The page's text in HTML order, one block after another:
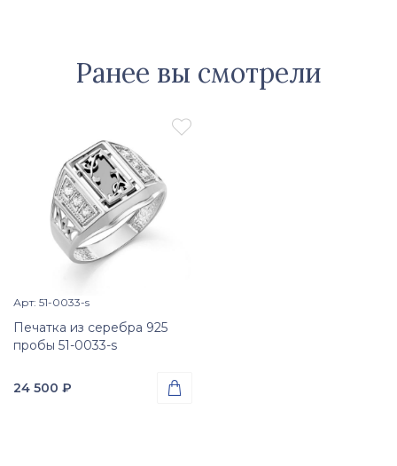
Ранее вы смотрели

 Просмотр изделия
Арт: 51-0033-s
Печатка из серебра 925
пробы 51-0033-s
24 500 ₽ 